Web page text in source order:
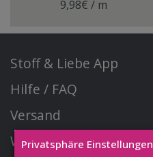
Privatsphäre Einstellungen
9,98€ / m
Stoff & Liebe App
Hilfe / FAQ
Versand
Widerrufsrecht